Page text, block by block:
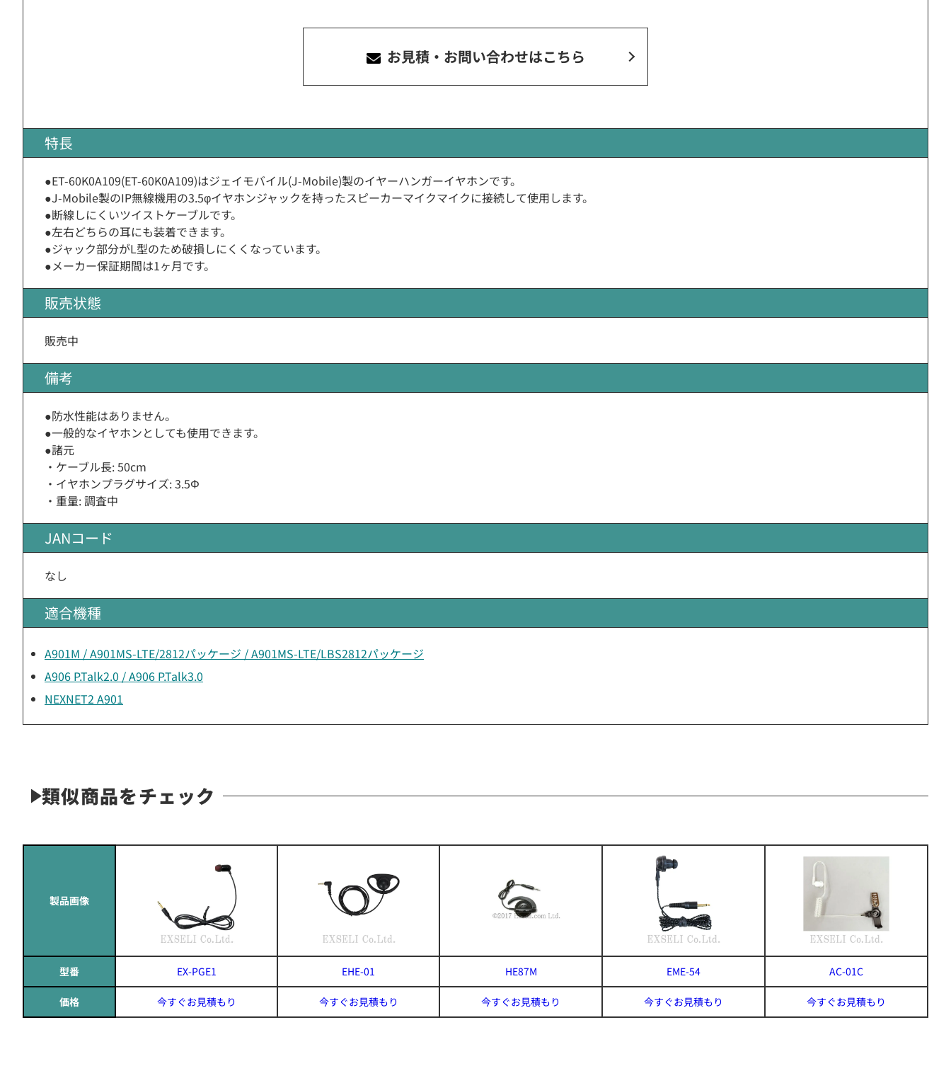
お見積・お問い合わせはこちら
特長
●ET-60K0A109(ET-60K0A109)はジェイモバイル(J-Mobile)製のイヤーハンガーイヤホンです。
●J-Mobile製のIP無線機用の3.5φイヤホンジャックを持ったスピーカーマイクマイクに接続して使用します。
●断線しにくいツイストケーブルです。
●左右どちらの耳にも装着できます。
●ジャック部分がL型のため破損しにくくなっています。
●メーカー保証期間は1ヶ月です。
販売状態
販売中
備考
●防水性能はありません。
●一般的なイヤホンとしても使用できます。
●諸元
・ケーブル長: 50cm
・イヤホンプラグサイズ: 3.5Φ
・重量: 調査中
JANコード
なし
適合機種
A901M / A901MS-LTE/2812パッケージ / A901MS-LTE/LBS2812パッケージ
A906 P.Talk2.0 / A906 P.Talk3.0
NEXNET2 A901
類似商品をチェック
製品画像
型番 EX-PGE1 EHE-01 HE87M EME-54 AC-01C
価格 今すぐお見積もり 今すぐお見積もり 今すぐお見積もり 今すぐお見積もり 今すぐお見積もり